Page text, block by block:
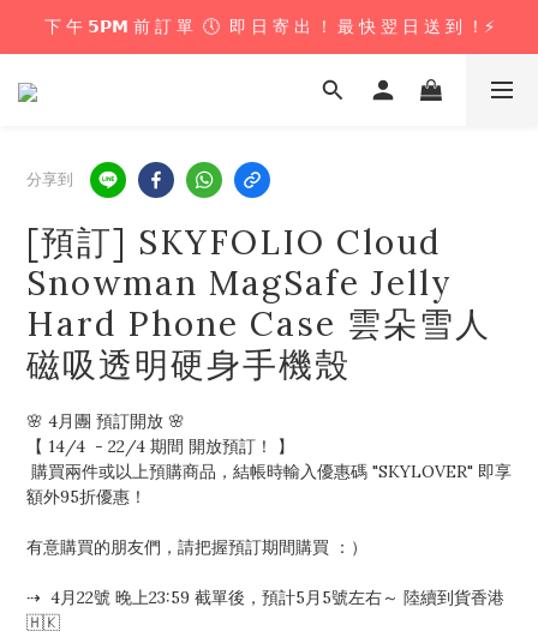
下 午 𝟱𝗣𝗠 前 訂 單  🕔  即 日 寄 出 ！ 最 快 翌 日 送 到 ！⚡️
下 午 𝟱𝗣𝗠 前 訂 單  🕔  即 日 寄 出 ！ 最 快 翌 日 送 到 ！⚡️
📦 購 物 滿 $𝟲𝟬𝟬 即 享 免 運 優 惠 ！ (公仔花束商品除外) 📦
下 午 𝟱𝗣𝗠 前 訂 單  🕔  即 日 寄 出 ！ 最 快 翌 日 送 到 ！⚡️
分享到
[預訂] SKYFOLIO Cloud
Snowman MagSafe Jelly
Hard Phone Case 雲朵雪人
磁吸透明硬身手機殼
🌸 4月團 預訂開放 🌸
【 14/4  - 22/4 期間 開放預訂！ 】
額外95折優惠！
有意購買的朋友們，請把握預訂期間購買 ：）
⇢  4月22號 晚上23:59 截單後，預計5月5號左右～ 陸續到貨香港
🇭🇰